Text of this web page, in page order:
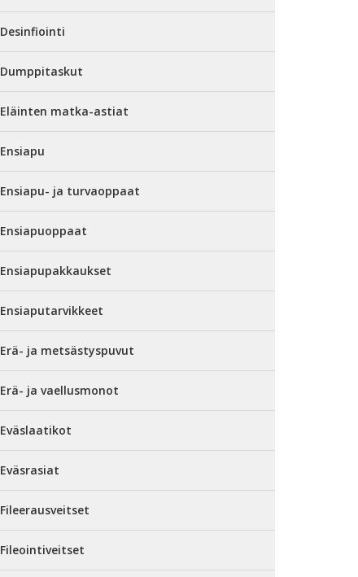
Desinfiointi
Dumppitaskut
Eläinten matka-astiat
Ensiapu
Ensiapu- ja turvaoppaat
Ensiapuoppaat
Ensiapupakkaukset
Ensiaputarvikkeet
Erä- ja metsästyspuvut
Erä- ja vaellusmonot
Eväslaatikot
Eväsrasiat
Fileerausveitset
Fileointiveitset